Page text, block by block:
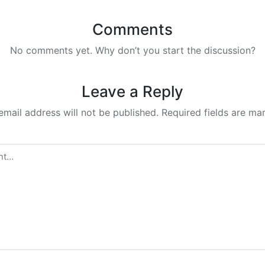
Comments
No comments yet. Why don’t you start the discussion?
Leave a Reply
address will not be published. Required fields are